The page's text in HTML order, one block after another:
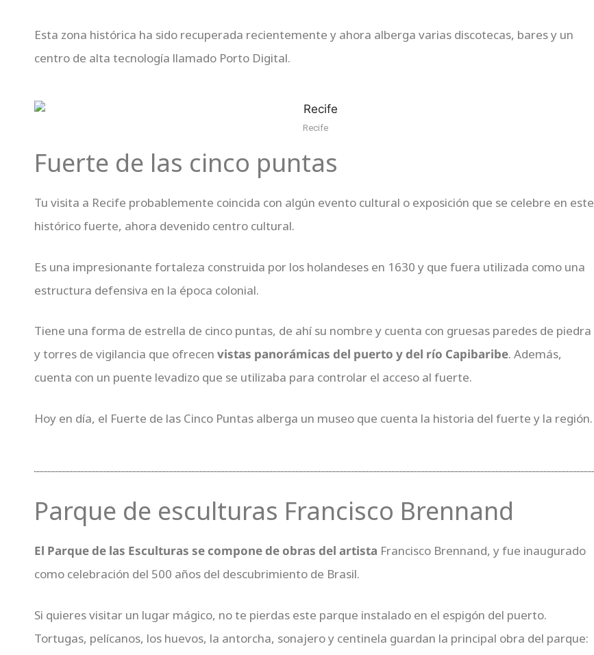
Esta zona histórica ha sido recuperada recientemente y ahora alberga varias discotecas, bares y un
centro de alta tecnología llamado Porto Digital.
Recife
Fuerte de las cinco puntas
Tu visita a Recife probablemente coincida con algún evento cultural o exposición que se celebre en este
histórico fuerte, ahora devenido centro cultural.
Es una impresionante fortaleza construida por los holandeses en 1630 y que fuera utilizada como una
estructura defensiva en la época colonial.
Tiene una forma de estrella de cinco puntas, de ahí su nombre y cuenta con gruesas paredes de piedra
y torres de vigilancia que ofrecen vistas panorámicas del puerto y del río Capibaribe. Además,
cuenta con un puente levadizo que se utilizaba para controlar el acceso al fuerte.
Hoy en día, el Fuerte de las Cinco Puntas alberga un museo que cuenta la historia del fuerte y la región.
Parque de esculturas Francisco Brennand
El Parque de las Esculturas se compone de obras del artista Francisco Brennand, y fue inaugurado
como celebración del 500 años del descubrimiento de Brasil.
Si quieres visitar un lugar mágico, no te pierdas este parque instalado en el espigón del puerto.
Tortugas, pelícanos, los huevos, la antorcha, sonajero y centinela guardan la principal obra del parque: